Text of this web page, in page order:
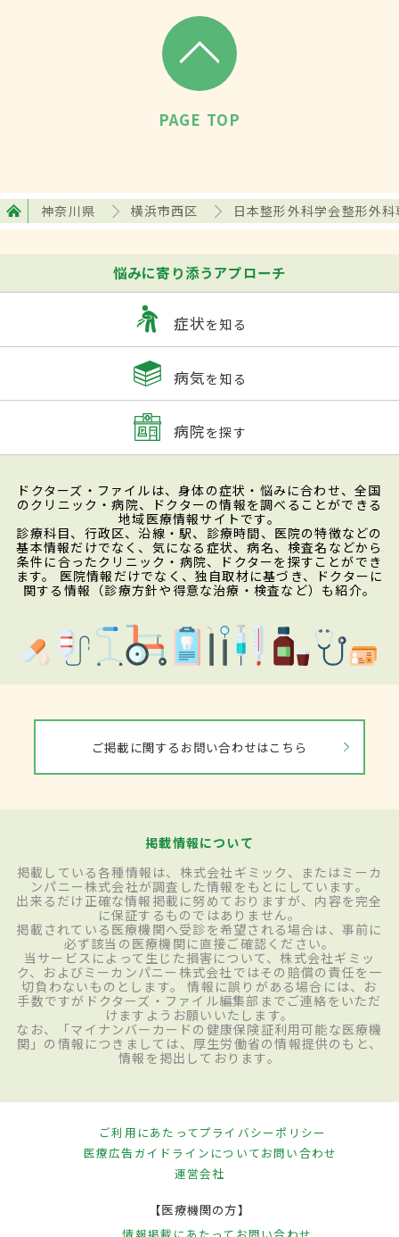
PAGE TOP
神奈川県 横浜市西区 日本整形外科学会整形外
悩みに寄り添うアプローチ
症状を知る
病気を知る
病院を探す
ドクターズ・ファイルは、身体の症状・悩みに合わせ、全国
のクリニック・病院、ドクターの情報を調べることができる
地域医療情報サイトです。
診療科目、行政区、沿線・駅、診療時間、医院の特徴などの
基本情報だけでなく、気になる症状、病名、検査名などから
条件に合ったクリニック・病院、ドクターを探すことができ
ます。 医院情報だけでなく、独自取材に基づき、ドクターに
関する情報（診療方針や得意な治療・検査など）も紹介。
ご掲載に関するお問い合わせはこちら
掲載情報について
掲載している各種情報は、株式会社ギミック、またはミーカ
ンパニー株式会社が調査した情報をもとにしています。
出来るだけ正確な情報掲載に努めておりますが、内容を完全
に保証するものではありません。
掲載されている医療機関へ受診を希望される場合は、事前に
必ず該当の医療機関に直接ご確認ください。
当サービスによって生じた損害について、株式会社ギミッ
ク、およびミーカンパニー株式会社ではその賠償の責任を一
切負わないものとします。 情報に誤りがある場合には、お
手数ですがドクターズ・ファイル編集部までご連絡をいただ
けますようお願いいたします。
なお、「マイナンバーカードの健康保険証利用可能な医療機
関」の情報につきましては、厚生労働省の情報提供のもと、
情報を掲出しております。
ご利用にあたってプライバシーポリシー
医療広告ガイドラインについてお問い合わせ
運営会社
【医療機関の方】
情報掲載にあたって お問い合わせ